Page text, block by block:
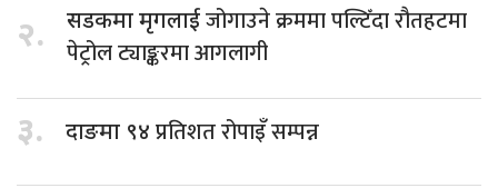
२. सडकमा मृगलाईजोगाउने क्रममा पल्टिँदा रौतहटमा
पेट्रोल ट्याङ्करमा आगलागी
३. दाङमा ९४ प्रतिशत रोपाइँ सम्पन्न